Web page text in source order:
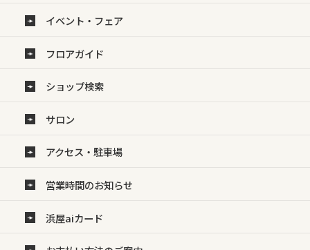
イベント・フェア
フロアガイド
ショップ検索
サロン
アクセス・駐車場
営業時間のお知らせ
浜屋aiカード